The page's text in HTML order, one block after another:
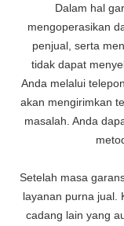
Dalam hal
mengoperasikan
penjual, serta
tidak dapat
Anda melalui
akan mengirimkan
masalah. Anda
Setelah masa
layanan purna jual.
cadang lain yang